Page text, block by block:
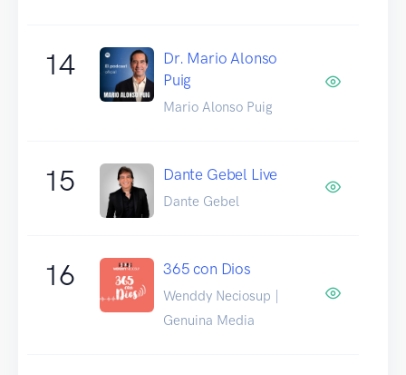
14
Dr. Mario Alonso
Puig
Mario Alonso Puig
15 Dante Gebel Live
Dante Gebel
16 365 con Dios
Wenddy Neciosup |
Genuina Media